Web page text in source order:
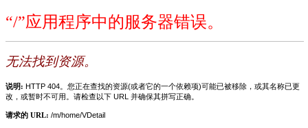
“/”应用程序中的服务器错误。
无法找到资源。
说明: HTTP 404。您正在查找的资源(或者它的一个依赖项)可能已被移除，或其名称已更
改，或暂时不可用。请检查以下 URL 并确保其拼写正确。
请求的 URL: /m/home/VDetail